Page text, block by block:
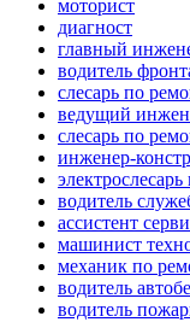
моторист
диагност
главный
водитель
слесарь по
ведущий
слесарь по
инженер-
водитель
ассистент
машинист
механик по
водитель
водитель